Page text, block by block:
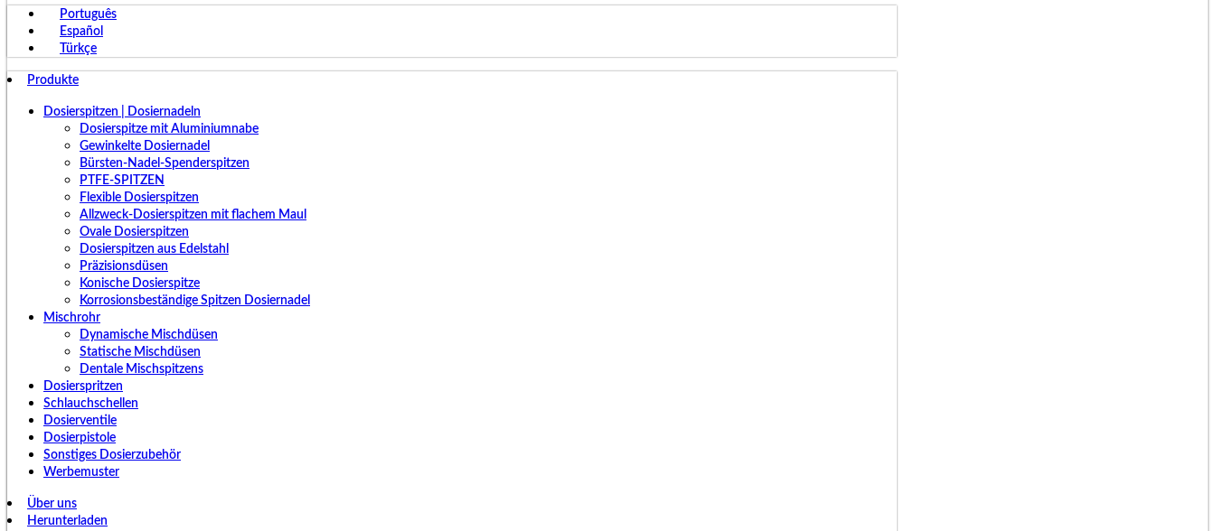
Português
Español
Türkçe
Produkte
Dosierspitzen | Dosiernadeln
Dosierspitze mit Aluminiumnabe
Gewinkelte Dosiernadel
Bürsten-Nadel-Spenderspitzen
PTFE-SPITZEN
Flexible Dosierspitzen
Allzweck-Dosierspitzen mit flachem Maul
Ovale Dosierspitzen
Dosierspitzen aus Edelstahl
Präzisionsdüsen
Konische Dosierspitze
Korrosionsbeständige Spitzen Dosiernadel
Mischrohr
Dynamische Mischdüsen
Statische Mischdüsen
Dentale Mischspitzens
Dosierspritzen
Schlauchschellen
Dosierventile
Dosierpistole
Sonstiges Dosierzubehör
Werbemuster
Über uns
Herunterladen